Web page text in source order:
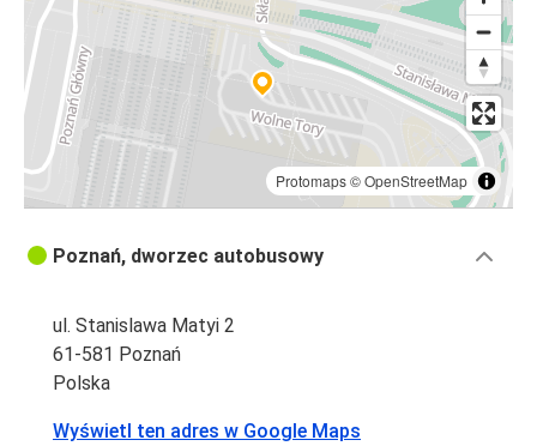
Protomaps©OpenStreetMap
Poznań, dworzec autobusowy
ul. Stanislawa Matyi 2
61-581 Poznań
Polska
Wyświetl ten adres w Google Maps